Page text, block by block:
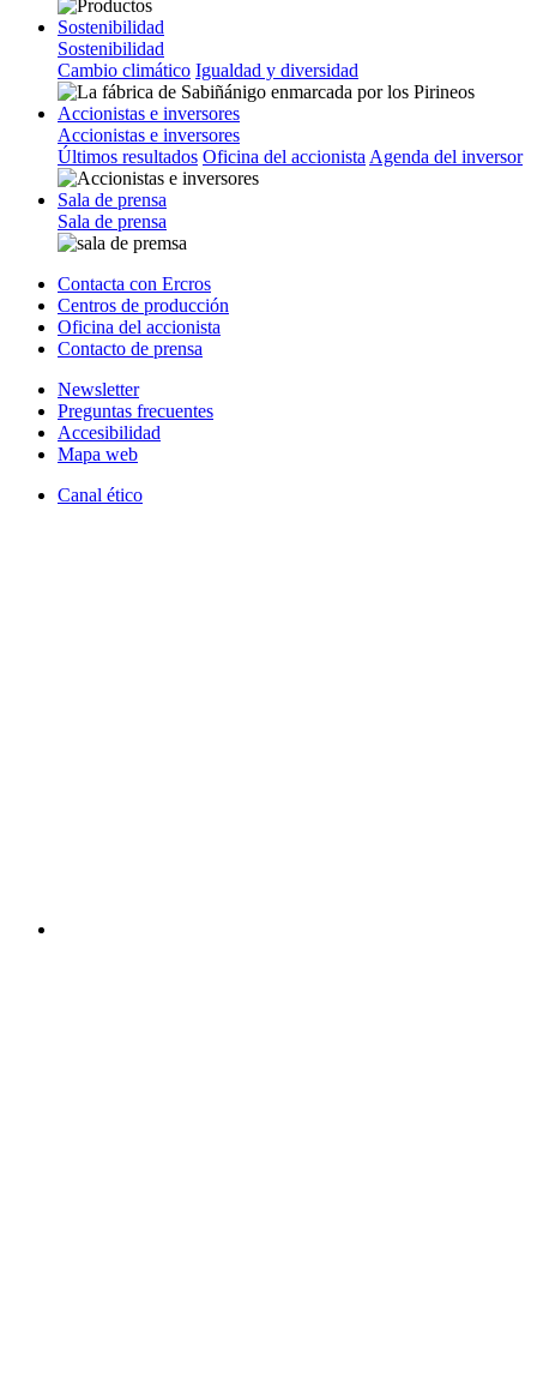
Sostenibilidad
Sostenibilidad
Cambio climático Igualdad y diversidad
Accionistas e inversores
Accionistas e inversores
Últimos resultados Oficina del accionista Agenda del inversor
Sala de prensa
Sala de prensa
Contacta con Ercros
Centros de producción
Oficina del accionista
Contacto de prensa
Newsletter
Preguntas frecuentes
Accesibilidad
Mapa web
Canal ético